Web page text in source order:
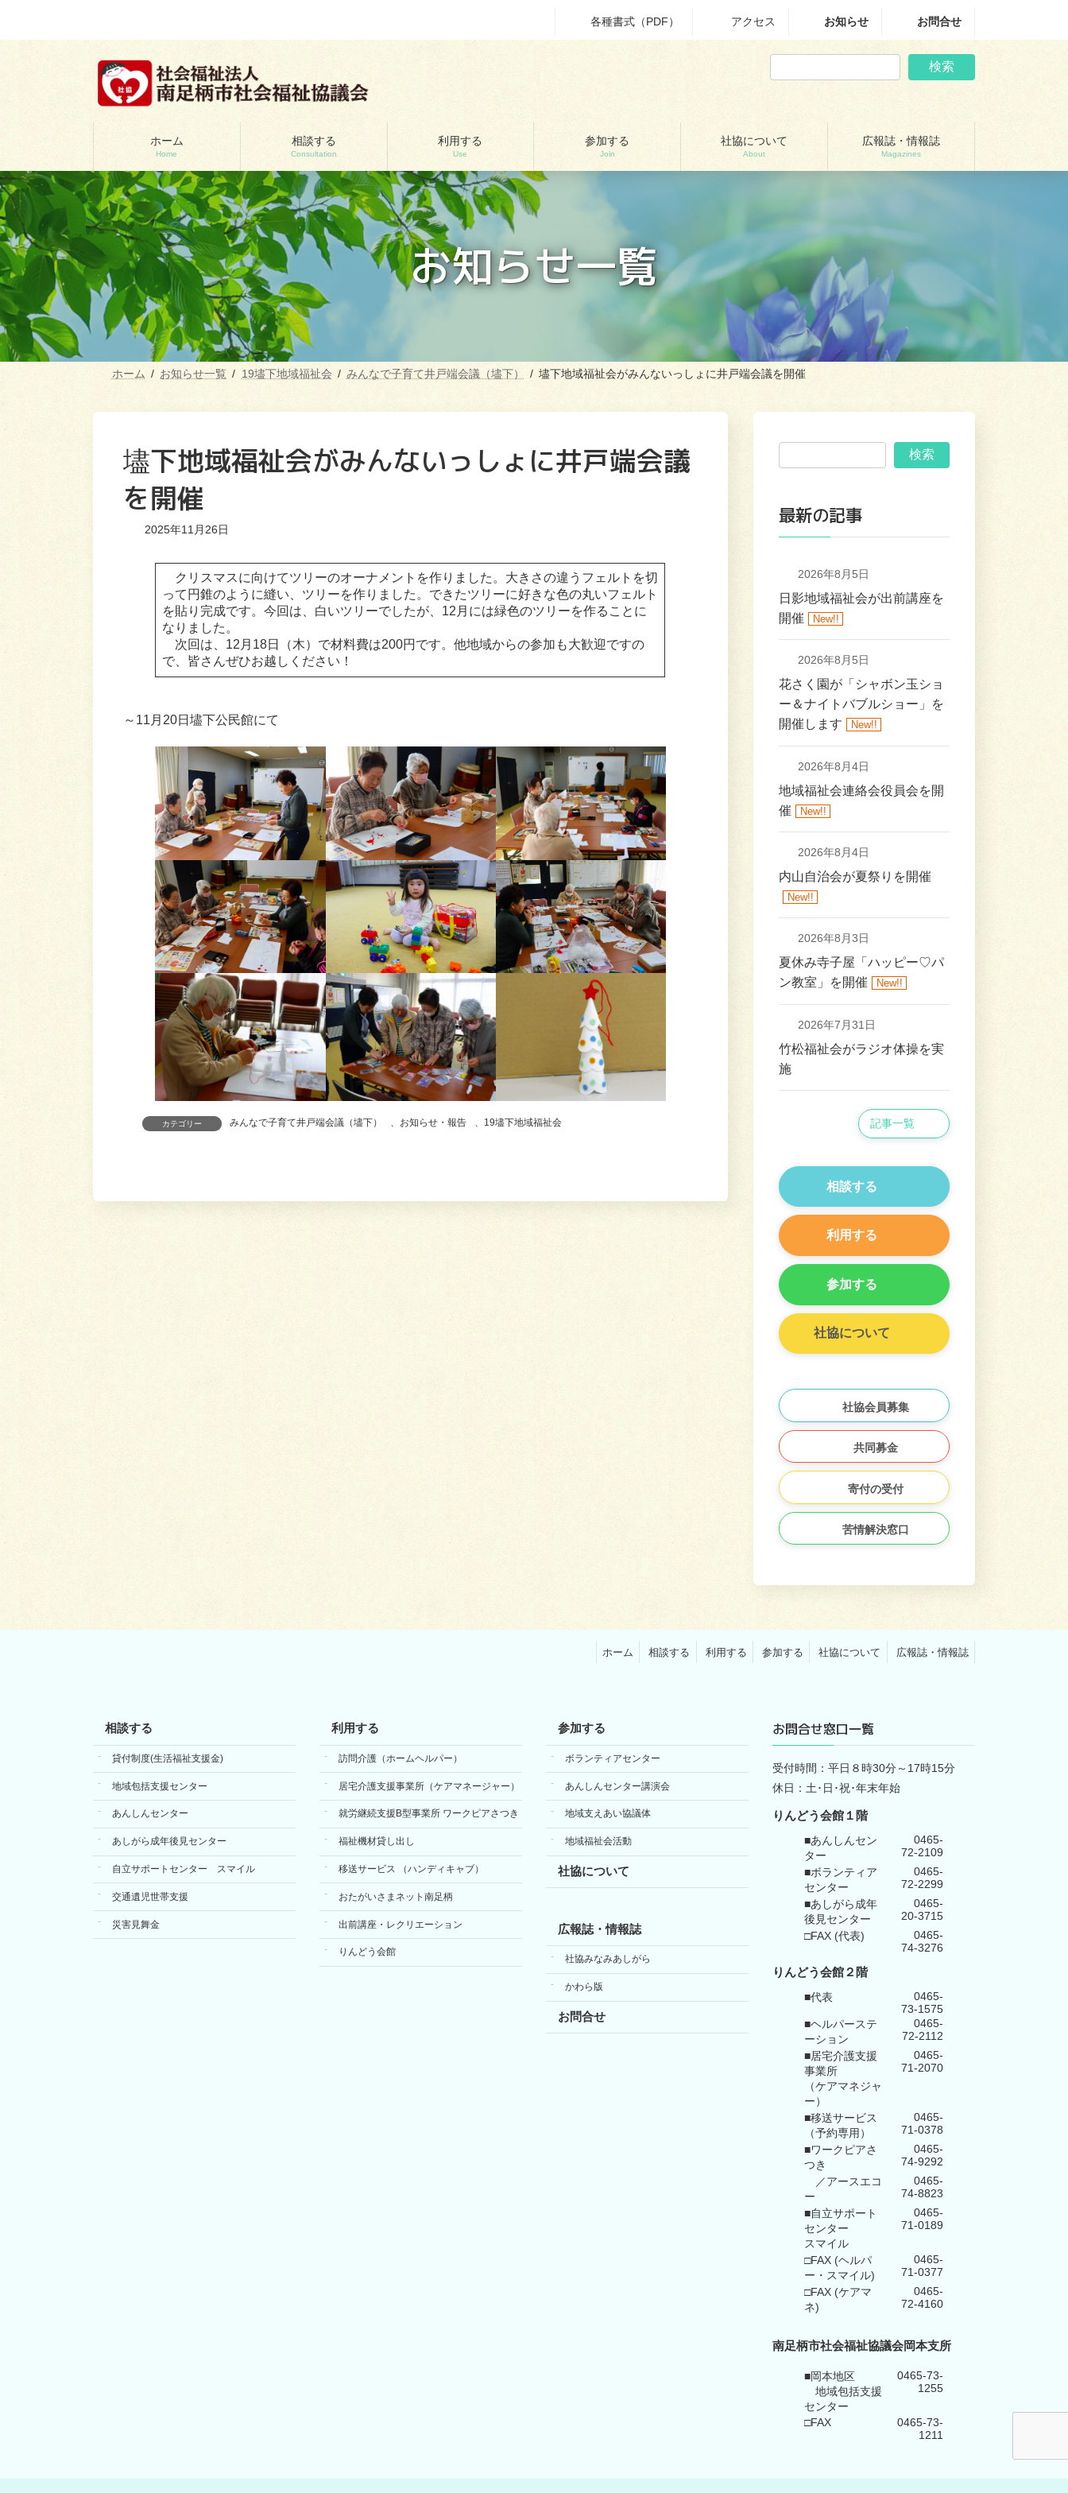
テ
ゲ
各種書式（PDF） アクセス お知らせ お問合せ
検索
ホーム
Home
相談する
Consultation
利用する
Use
参加する
Join
社協について
About
広報誌・情報誌
Magazines
お知らせ一覧
ホーム お知らせ一覧 19壗下地域福祉会 みんなで子育て井戸端会議（壗下） 壗下地域福祉会がみんないっしょに井戸端会議を開催
壗下地域福祉会がみんないっしょに井戸端会議
を開催
2025年11月26日
クリスマスに向けてツリーのオーナメントを作りました。大きさの違うフェルトを切
って円錐のように縫い、ツリーを作りました。できたツリーに好きな色の丸いフェルト
を貼り完成です。今回は、白いツリーでしたが、12月には緑色のツリーを作ることに
なりました。
次回は、12月18日（木）で材料費は200円です。他地域からの参加も大歓迎ですの
で、皆さんぜひお越しください！
～11月20日壗下公民館にて
カテゴリー みんなで子育て井戸端会議（壗下） 、 お知らせ・報告 、 19壗下地域福祉会
検索
最新の記事
2026年8月5日
日影地域福祉会が出前講座を
開催
New!!
2026年8月5日
花さく園が「シャボン玉ショ
ー＆ナイトバブルショー」を
開催します
New!!
2026年8月4日
地域福祉会連絡会役員会を開
催
New!!
2026年8月4日
内山自治会が夏祭りを開催
New!!
2026年8月3日
夏休み寺子屋「ハッピー♡パ
ン教室」を開催
New!!
2026年7月31日
竹松福祉会がラジオ体操を実
施
記事一覧
相談する
利用する
参加する
社協について
社協会員募集
共同募金
寄付の受付
苦情解決窓口
ホーム 相談する 利用する 参加する 社協について 広報誌・情報誌
相談する
貸付制度(生活福祉支援金)
地域包括支援センター
あんしんセンター
あしがら成年後見センター
自立サポートセンター スマイル
交通遺児世帯支援
災害見舞金
利用する
訪問介護（ホームヘルパー）
居宅介護支援事業所（ケアマネージャー）
就労継続支援B型事業所 ワークピアさつき
福祉機材貸し出し
移送サービス （ハンディキャブ）
おたがいさまネット南足柄
出前講座・レクリエーション
りんどう会館
参加する
ボランティアセンター
あんしんセンター講演会
地域支えあい協議体
地域福祉会活動
社協について
広報誌・情報誌
社協みなみあしがら
かわら版
お問合せ
お問合せ窓口一覧
受付時間：平日８時30分～17時15分
休日：土･日･祝･年末年始
りんどう会館１階
■あんしんセン
ター
0465-
72-2109
■ボランティア
センター
0465-
72-2299
■あしがら成年
後見センター
0465-
20-3715
□FAX (代表)
0465-
74-3276
りんどう会館 ２階
■代表
0465-
73-1575
■ヘルパーステ
ーション
0465-
72-2112
■居宅介護支援
事業所
（ケアマネジャ
ー）
0465-
71-2070
■移送サービス
（予約専用）
0465-
71-0378
■ワークピアさ
つき
0465-
74-9292
／アースエコ
ー
0465-
74-8823
■自立サポート
センター
スマイル
0465-
71-0189
□FAX (ヘルパ
ー・スマイル)
0465-
71-0377
□FAX (ケアマ
ネ)
0465-
72-4160
南足柄市社会福祉協議会岡本支所
■岡本地区
地域包括支援
センター
0465-73-
1255
□FAX
0465-73-
1211